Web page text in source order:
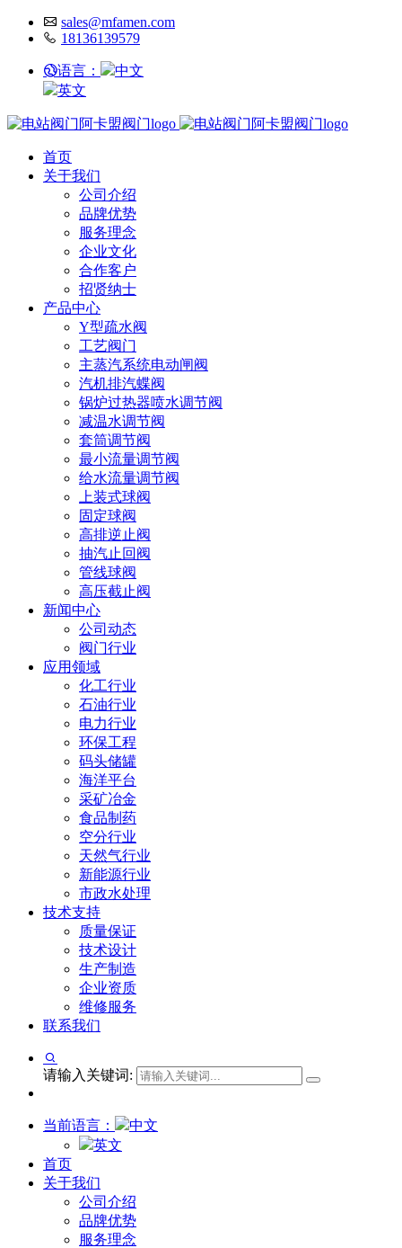
sales@mfamen.com
18136139579
语言：
中文
英文
首页
关于我们
公司介绍
品牌优势
服务理念
企业文化
合作客户
招贤纳士
产品中心
Y型疏水阀
工艺阀门
主蒸汽系统电动闸阀
汽机排汽蝶阀
锅炉过热器喷水调节阀
减温水调节阀
套筒调节阀
最小流量调节阀
给水流量调节阀
上装式球阀
固定球阀
高排逆止阀
抽汽止回阀
管线球阀
高压截止阀
新闻中心
公司动态
阀门行业
应用领域
化工行业
石油行业
电力行业
环保工程
码头储罐
海洋平台
采矿冶金
食品制药
空分行业
天然气行业
新能源行业
市政水处理
技术支持
质量保证
技术设计
生产制造
企业资质
维修服务
联系我们
请输入关键词:
当前语言：
中文
英文
首页
关于我们
公司介绍
品牌优势
服务理念